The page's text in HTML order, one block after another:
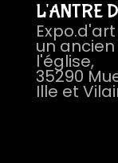
L'ANTRE
un
l'église,
35290
Ille et